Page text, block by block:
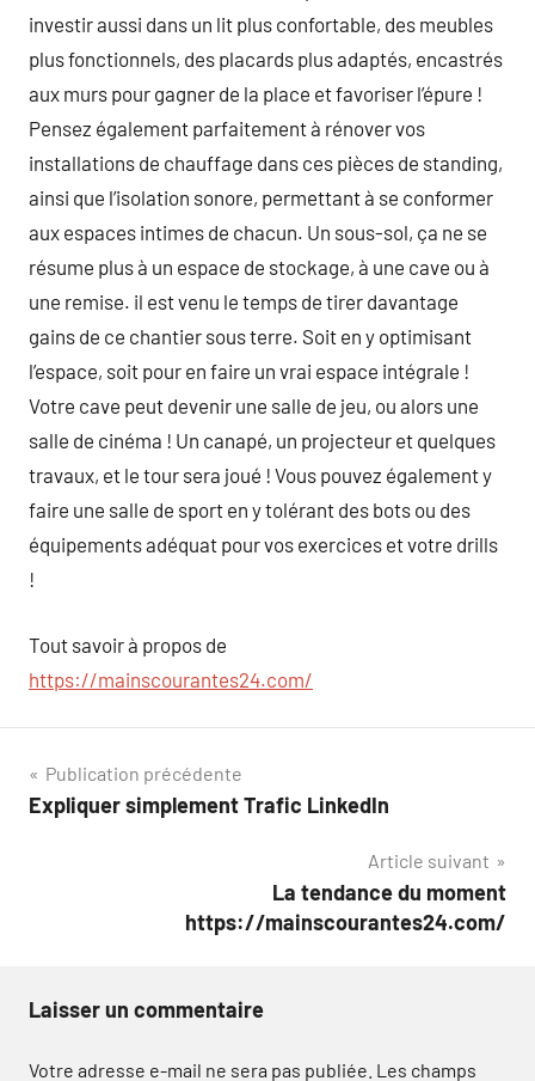
investir aussi dans un lit plus confortable, des meubles
plus fonctionnels, des placards plus adaptés, encastrés
aux murs pour gagner de la place et favoriser l’épure !
Pensez également parfaitement à rénover vos
installations de chauffage dans ces pièces de standing,
ainsi que l’isolation sonore, permettant à se conformer
aux espaces intimes de chacun. Un sous-sol, ça ne se
résume plus à un espace de stockage, à une cave ou à
une remise. il est venu le temps de tirer davantage
gains de ce chantier sous terre. Soit en y optimisant
l’espace, soit pour en faire un vrai espace intégrale !
Votre cave peut devenir une salle de jeu, ou alors une
salle de cinéma ! Un canapé, un projecteur et quelques
travaux, et le tour sera joué ! Vous pouvez également y
faire une salle de sport en y tolérant des bots ou des
équipements adéquat pour vos exercices et votre drills
!
Tout savoir à propos de
https://mainscourantes24.com/
Navigation
de
Publication précédente
Expliquer simplement Trafic LinkedIn
Article suivant
La tendance du moment
https://mainscourantes24.com/
Laisser un commentaire
Votre adresse e-mail ne sera pas publiée. Les champs